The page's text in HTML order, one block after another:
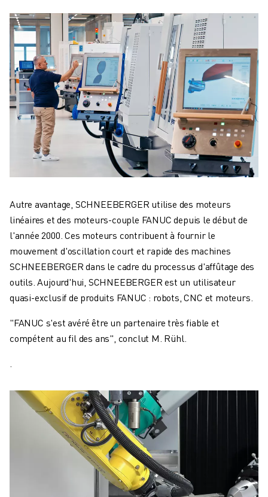
Autre avantage, SCHNEEBERGER utilise des moteurs
linéaires et des moteurs-couple FANUC depuis le début de
l'année 2000. Ces moteurs contribuent à fournir le
mouvement d'oscillation court et rapide des machines
SCHNEEBERGER dans le cadre du processus d'affûtage des
outils. Aujourd'hui, SCHNEEBERGER est un utilisateur
quasi-exclusif de produits FANUC : robots, CNC et moteurs.
"FANUC s'est avéré être un partenaire très fiable et
compétent au fil des ans", conclut M. Rühl.